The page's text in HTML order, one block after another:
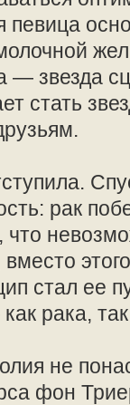
— звезда
стать
рак
стал ее
рака,
не
фон